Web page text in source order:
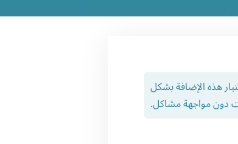
هذه الإضافة بشكل
دون مواجهة مشاكل.